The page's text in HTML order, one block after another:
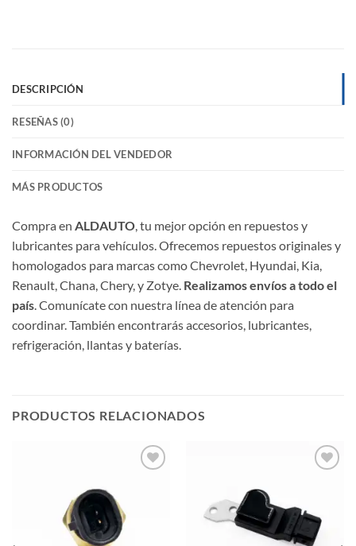
DESCRIPCIÓN
RESEÑAS (0)
INFORMACIÓN DEL VENDEDOR
MÁS PRODUCTOS
Compra en ALDAUTO, tu mejor opción en repuestos y
lubricantes para vehículos. Ofrecemos repuestos originales y
homologados para marcas como Chevrolet, Hyundai, Kia,
Renault, Chana, Chery, y Zotye. Realizamos envíos a todo el
país. Comunícate con nuestra línea de atención para
coordinar. También encontrarás accesorios, lubricantes,
refrigeración, llantas y baterías.
PRODUCTOS RELACIONADOS
deseos